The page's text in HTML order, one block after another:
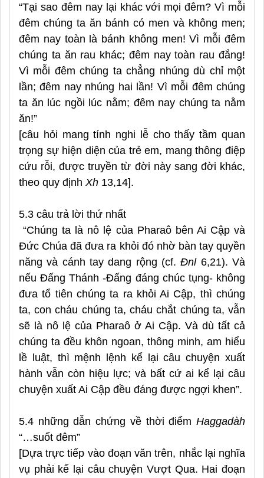
“Tại sao đêm nay lại khác với mọi đêm? Vì mỗi
đêm chúng ta ăn bánh có men và không men;
đêm nay toàn là bánh không men! Vì mỗi đêm
chúng ta ăn rau khác; đêm nay toàn rau đắng!
Vì mỗi đêm chúng ta chẳng nhúng dù chỉ một
lần; đêm nay nhúng hai lần! Vì mỗi đêm chúng
ta ăn lúc ngồi lúc nằm; đêm nay chúng ta nằm
ăn!”
[câu hỏi mang tính nghi lễ cho thấy tầm quan
trọng sự hiện diện của trẻ em, mang thông điệp
cứu rỗi, được truyền từ đời này sang đời khác,
theo quy định Xh 13,14].
5.3 câu trả lời thứ nhất
“Chúng ta là nô lệ của Pharaô bên Ai Cập và
Đức Chúa đã đưa ra khỏi đó nhờ bàn tay quyền
năng và cánh tay dang rộng (cf.Đnl6,21). Và
nếu Đấng Thánh -Đấng đáng chúc tụng- không
đưa tổ tiên chúng ta ra khỏi Ai Cập, thì chúng
ta, con cháu chúng ta, cháu chắt chúng ta, vẫn
sẽ là nô lệ của Pharaô ở Ai Cập. Và dù tất cả
chúng ta đều khôn ngoan, thông minh, am hiểu
lề luật, thì mệnh lệnh kể lại câu chuyện xuất
hành vẫn còn hiệu lực; và bất cứ ai kể lại câu
chuyện xuất Ai Cập đều đáng được ngợi khen”.
5.4 những dẫn chứng về thời điểm Haggadàh
“…suốt đêm”
[Dựa trực tiếp vào đoạn văn trên, nhắc lại nghĩa
vụ phải kể lại câu chuyện Vượt Qua. Hai đoạn